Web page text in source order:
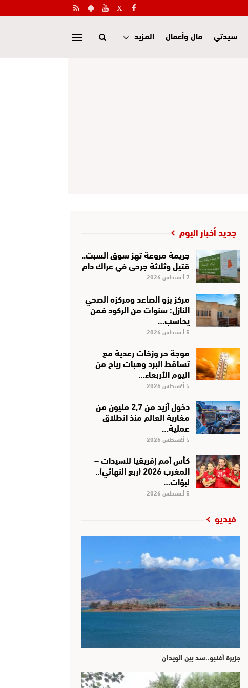
سيدتي مال وأعمال المزيد
جديد أخبار اليوم
جريمة مروعة تهز سوق السبت..
قتيل وثلاثة جرحى في عراك دام
7 أغسطس 2026
مركز بزو الصاعد ومركزه الصحي
النازل: سنوات من الركود فمن
يحاسب…
5 أغسطس 2026
موجة حر وزخات رعدية مع
تساقط البرد وهبات رياح من
اليوم الأربعاء…
5 أغسطس 2026
دخول أزيد من 2,7 مليون من
مغاربة العالم منذ انطلاق
عملية…
5 أغسطس 2026
كأس أمم إفريقيا للسيدات –
المغرب 2026 (ربع النهائي)..
لبؤات…
5 أغسطس 2026
فيديو
جزيرة أغنبو..سد بين الويدان